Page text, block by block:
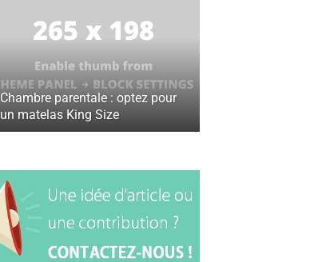
Chambre parentale : optez pour
un matelas King Size